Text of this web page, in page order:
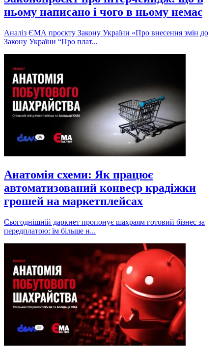
ньому написано і чого в ньому немає
Аналіз ЄМА проєкту Закону України «Про внесення змін до
Закону України “Про плат...
Анатомія схеми: Як працює
автоматизований конвеєр крадіжки
грошей на маркетплейсах
Сьогоднішній даркнет пропонує шахраям готовий бізнес за
передплатою: їм більше н...